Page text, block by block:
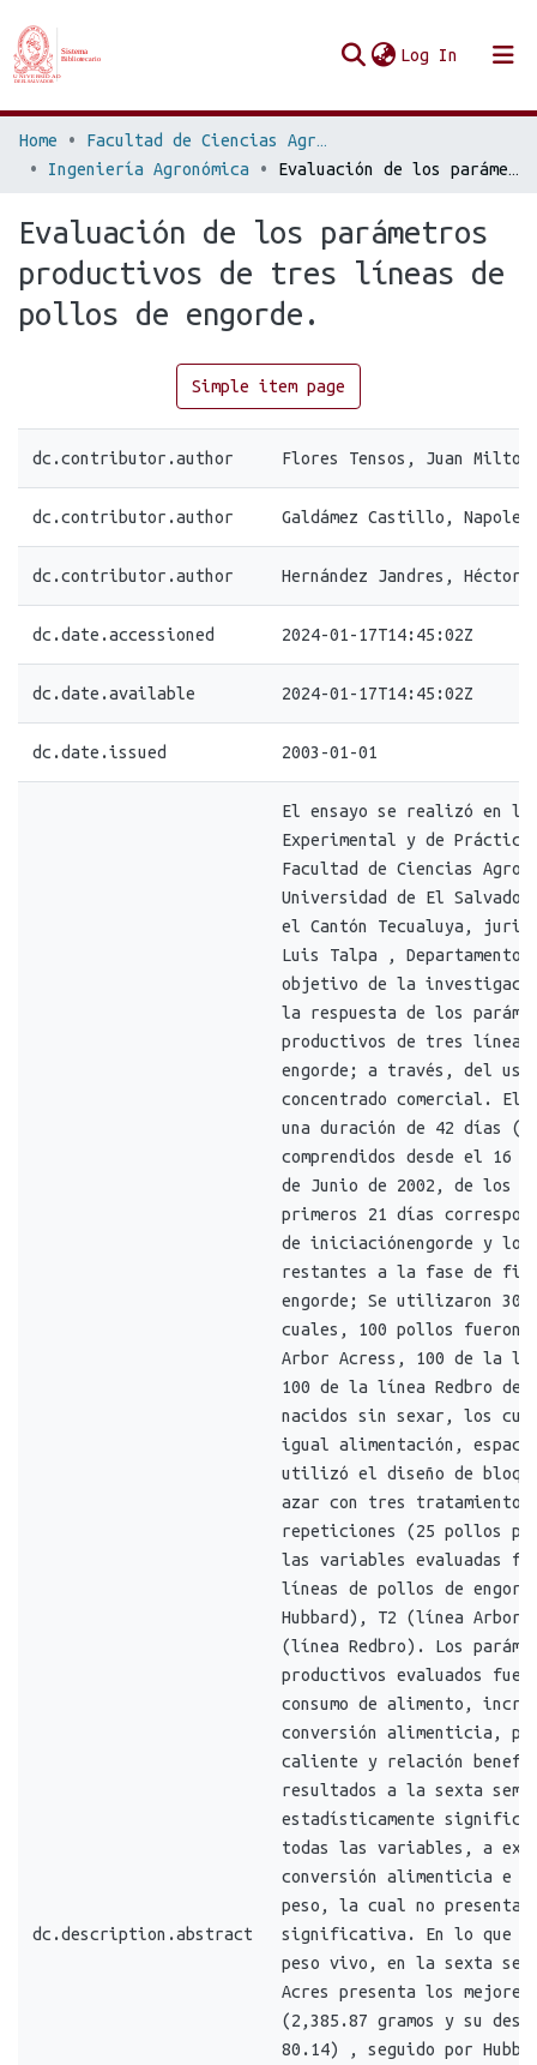
Log In
Communities & Collections
Browse Repo UES
Statistics
Home
Facultad de Ciencias Agronómicas
Ingeniería Agronómica
Evaluación de los parámetros productivos de tres líneas de pollos de engorde.
Evaluación de los parámetros
productivos de tres líneas de
pollos de engorde.
Simple item page
dc.contributor.author Flores Tensos, Juan Milton
dc.contributor.author Galdámez Castillo,
dc.contributor.author Hernández Jandres, Héctor
dc.date.accessioned 2024-01-17T14:45:02Z
dc.date.available 2024-01-17T14:45:02Z
dc.date.issued 2003-01-01
dc.description.abstract
El ensayo se realizó en la
Experimental y de
Facultad de Ciencias
Universidad de El
el Cantón Tecualuya,
Luis Talpa , Departamento
objetivo de la
la respuesta de los
productivos de tres líneas
engorde; a través, del uso
concentrado comercial. El
una duración de 42 días ( 6
comprendidos desde el 16
de Junio de 2002, de los
primeros 21 días
de iniciaciónengorde y los
restantes a la fase de
engorde; Se utilizaron
cuales, 100 pollos fueron
Arbor Acress, 100 de la
100 de la línea Redbro de
nacidos sin sexar, los
igual alimentación,
utilizó el diseño de
azar con tres
repeticiones (25 pollos
las variables evaluadas
líneas de pollos de
Hubbard), T2 (línea Arbor
(línea Redbro). Los
productivos evaluados
consumo de alimento,
conversión alimenticia,
caliente y relación
resultados a la sexta
estadísticamente
todas las variables, a
conversión alimenticia e
peso, la cual no presenta
significativa. En lo que
peso vivo, en la sexta
Acres presenta los mejores
(2,385.87 gramos y su
80.14) , seguido por